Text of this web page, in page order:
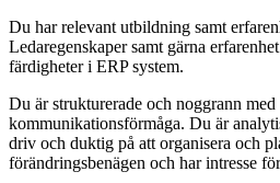
Du har relevant utbildning samt
Ledaregenskaper samt gärna
färdigheter i ERP system.
Du är strukturerade och noggrann med
kommunikationsförmåga. Du är
driv och duktig på att organisera och
förändringsbenägen och har intresse